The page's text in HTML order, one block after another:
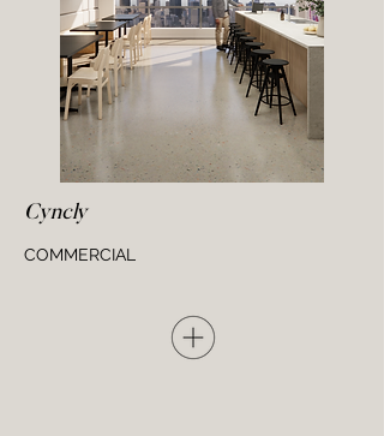
Cyncly
COMMERCIAL